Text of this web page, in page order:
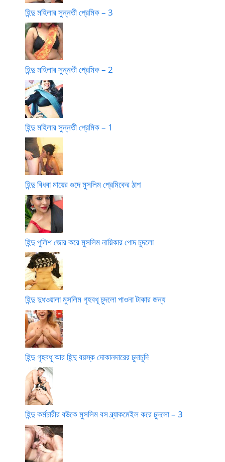
হিন্দু মহিলার সুন্নতী প্রেমিক – 3
হিন্দু মহিলার সুন্নতী প্রেমিক – 2
হিন্দু মহিলার সুন্নতী প্রেমিক – 1
হিন্দু বিধবা মায়ের গুদে মুসলিম প্রেমিকের ঠাপ
হিন্দু পুলিশ জোর করে মুসলিম নায়িকার পোদ চুদলো
হিন্দু দুধওয়ালা মুসলিম গৃহবধূ চুদলো পাওনা টাকার জন্য
হিন্দু গৃহবধূ আর হিন্দু বয়স্ক দোকানদারের চুদাচুদি
হিন্দু কর্মচারীর বউকে মুসলিম বস ব্ল্যাকমেইল করে চুদলো – 3